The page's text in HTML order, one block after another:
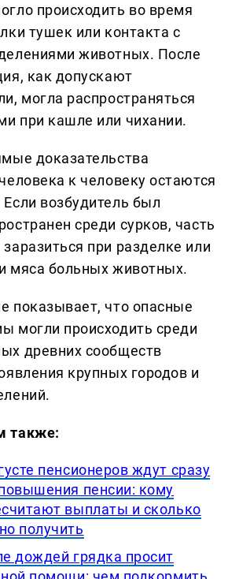
происходить во время
тушек или контакта с
животных. После
как допускают
могла распространяться
при кашле или чихании.
доказательства
к человеку остаются
возбудитель был
среди сурков, часть
при разделке или
мяса больных животных.
показывает, что опасные
могли происходить среди
древних сообществ
крупных городов и
также:
пенсионеров ждут сразу
пенсии: кому
выплаты и сколько
получить
дождей грядка просит